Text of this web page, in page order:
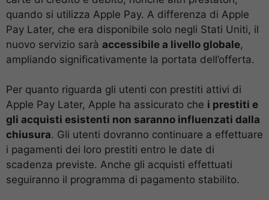
quando si utilizza Apple Pay. A differenza di Apple
Pay Later, che era disponibile solo negli Stati Uniti, il
nuovo servizio sarà accessibile a livello globale,
ampliando significativamente la portata dell’offerta.
Per quanto riguarda gli utenti con prestiti attivi di
Apple Pay Later, Apple ha assicurato che i prestiti e
gli acquisti esistenti non saranno influenzati dalla
chiusura. Gli utenti dovranno continuare a effettuare
i pagamenti dei loro prestiti entro le date di
scadenza previste. Anche gli acquisti effettuati
seguiranno il programma di pagamento stabilito.